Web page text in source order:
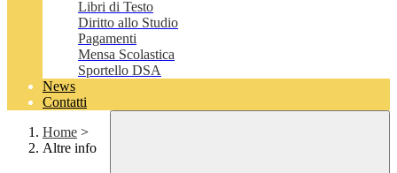
Libri di Testo
Diritto allo Studio
Pagamenti
Mensa Scolastica
Sportello DSA
News
Contatti
Home >
Altre info